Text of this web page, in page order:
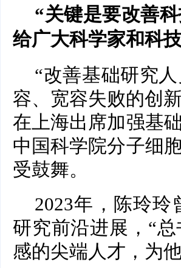
“关键是要改善
给广大科学家和科
“改善基础研究
容、宽容失败的创
在上海出席加强基
中国科学院分子细
受鼓舞。
2023年，陈玲
研究前沿进展，“
感的尖端人才，为